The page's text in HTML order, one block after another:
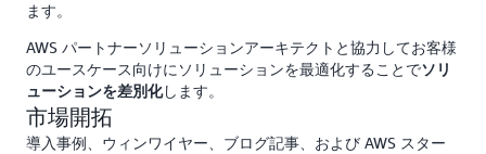
ます。
AWS パートナーソリューションアーキテクトと協力してお客様
のユースケース向けにソリューションを最適化することでソリ
ューションを差別化します。
市場開拓
導入事例、ウィンワイヤー、ブログ記事、および AWS スター